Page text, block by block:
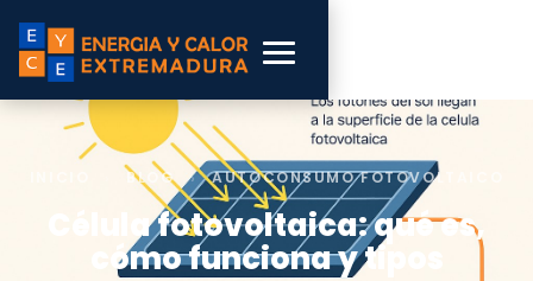
BLOG › AUTOCONSUMO FOTOVOLTAICO
Célula fotovoltaica: qué es,
cómo funciona y tipos